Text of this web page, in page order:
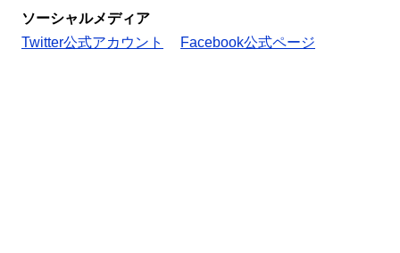
ソーシャルメディア
Twitter公式アカウント
Facebook公式ページ